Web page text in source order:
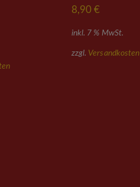
Bewertet mit
5.00von 5
8,90€
inkl. 7 % MwSt.
zzgl. Versandkosten